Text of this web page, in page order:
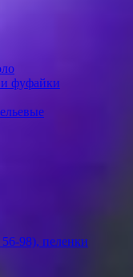
фуфайки
98), пеленки